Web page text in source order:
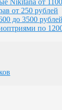
Nikitana от
от 250 рублей
до 3500 рублей
по